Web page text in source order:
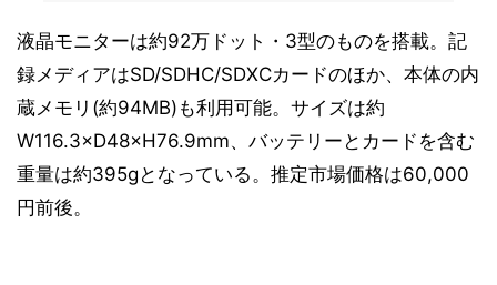
液晶モニターは約92万ドット・3型のものを搭載。記
録メディアはSD/SDHC/SDXCカードのほか、本体の内
蔵メモリ(約94MB)も利用可能。サイズは約
W116.3×D48×H76.9mm、バッテリーとカードを含む
重量は約395gとなっている。推定市場価格は60,000
円前後。